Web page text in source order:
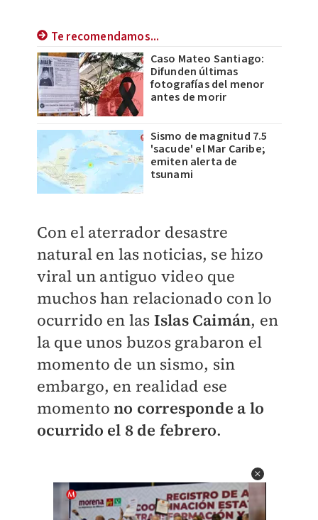
Te recomendamos...
Caso Mateo Santiago:
Difunden últimas
fotografías del menor
antes de morir
Sismo de magnitud 7.5
'sacude' el Mar Caribe;
emiten alerta de
tsunami
Con el aterrador desastre
natural en las noticias, se hizo
viral un antiguo video que
muchos han relacionado con lo
ocurrido en las Islas Caimán, en
la que unos buzos grabaron el
momento de un sismo, sin
embargo, en realidad ese
momentono corresponde a lo
ocurrido el 8 de febrero.